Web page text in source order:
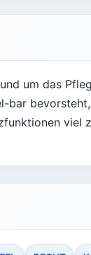
um das
bar
viel